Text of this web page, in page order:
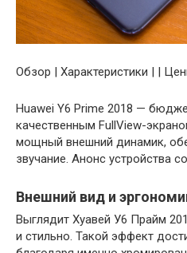
Обзор | Характеристики | |
Huawei Y6 Prime 2018 —
качественным FullView-
мощный внешний динамик,
звучание. Анонс устройства
Внешний вид и
Выглядит Хуавей У6 Прайм
и стильно. Такой эффект